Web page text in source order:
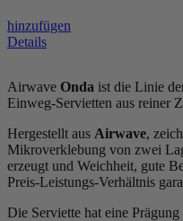
hinzufügen
Details
Airwave Onda ist die Linie
Einweg-Servietten aus reiner
Hergestellt aus Airwave,
Mikroverklebung von zwei
erzeugt und Weichheit, gute
Preis-Leistungs-Verhältnis
Die Serviette hat eine